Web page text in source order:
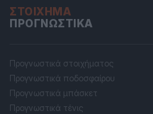
ΣΤΟΊΧΗΜΑ
ΠΡΟΓΝΩΣΤΙΚΆ
Προγνωστικά στοιχήματος
Προγνωστικά ποδοσφαίρου
Προγνωστικά μπάσκετ
Προγνωστικά τένις